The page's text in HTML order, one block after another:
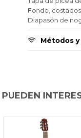
Fondo,
Diapasón de
Métodos